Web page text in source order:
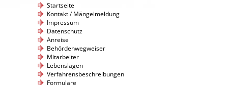
Startseite
Kontakt / Mängelmeldung
Impressum
Datenschutz
Anreise
Behördenwegweiser
Mitarbeiter
Lebenslagen
Verfahrensbeschreibungen
Formulare